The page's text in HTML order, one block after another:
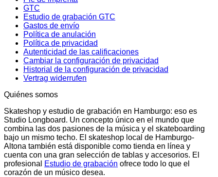
GTC
Estudio de grabación GTC
Gastos de envío
Política de anulación
Política de privacidad
Autenticidad de las calificaciones
Cambiar la configuración de privacidad
Historial de la configuración de privacidad
Vertrag widerrufen
Quiénes somos
Skateshop y estudio de grabación en Hamburgo: eso es
Studio Longboard. Un concepto único en el mundo que
combina las dos pasiones de la música y el skateboarding
bajo un mismo techo. El skateshop local de Hamburgo-
Altona también está disponible como tienda en línea y
cuenta con una gran selección de tablas y accesorios. El
profesional
Estudio de grabación ofrece todo lo que el
corazón de un músico desea.